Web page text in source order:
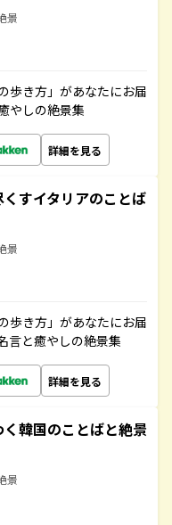
景
歩き方」があなたにお届
やしの絶景集
詳細を見る
すイタリアのことば
景
歩き方」があなたにお届
言と癒やしの絶景集
詳細を見る
韓国のことばと絶景
景